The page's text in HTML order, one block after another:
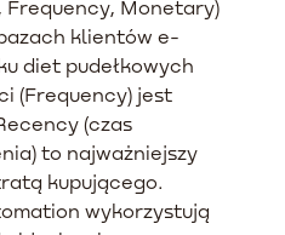
Frequency, Monetary)
klientów e-
diet pudełkowych
(Frequency) jest
(czas
to najważniejszy
kupującego.
wykorzystują